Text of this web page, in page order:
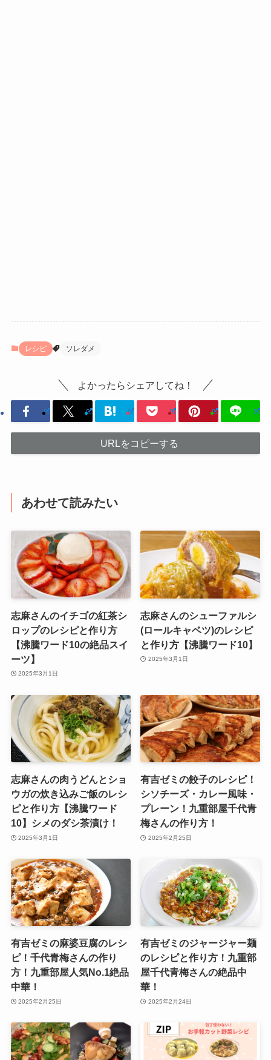
レシピ ソレダメ
よかったらシェアしてね！
URLをコピーする
あわせて読みたい
志麻さんのイチゴの紅茶シ
ロップのレシピと作り方
【沸騰ワード10の絶品スイ
ーツ】
2025年3月1日
志麻さんのシューファルシ
(ロールキャベツ)のレシピ
と作り方【沸騰ワード10】
2025年3月1日
志麻さんの肉うどんとショ
ウガの炊き込みご飯のレシ
ピと作り方【沸騰ワード
10】シメのダシ茶漬け！
2025年3月1日
有吉ゼミの餃子のレシピ！
シソチーズ・カレー風味・
プレーン！九重部屋千代青
梅さんの作り方！
2025年2月25日
有吉ゼミの麻婆豆腐のレシ
ピ！千代青梅さんの作り
方！九重部屋人気No.1絶品
中華！
2025年2月25日
有吉ゼミのジャージャー麺
のレシピと作り方！九重部
屋千代青梅さんの絶品中
華！
2025年2月24日